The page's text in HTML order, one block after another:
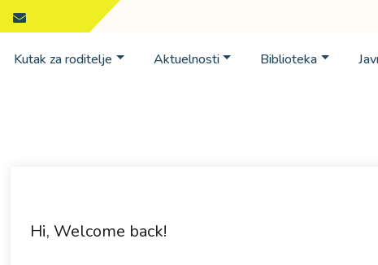
Kutak za roditelje Aktuelnosti Biblioteka
Hi, Welcome back!